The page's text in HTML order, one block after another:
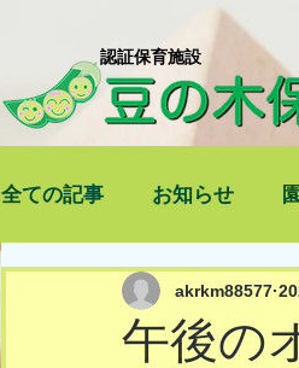
​認証保育施設
全ての記事 お知らせ
午後の
akrkm88577